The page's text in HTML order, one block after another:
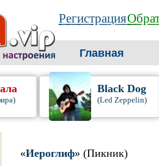
Регистрация
Главная
Black Dog
(Led Zeppelin)
«Иероглиф» (Пикник)